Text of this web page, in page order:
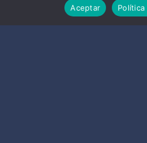
Aceptar